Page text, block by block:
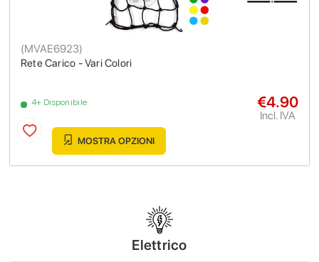
Rete Carico - Vari Colori
(MVAE6923)
4+ Disponibile €4.90
Incl. IVA
MOSTRA OPZIONI
Elettrico